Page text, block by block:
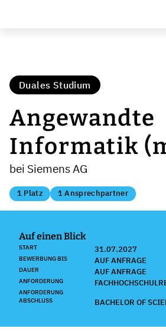
Duales Studium
Angewandte
Informatik
bei Siemens AG
1 Platz 1 Ansprechpartner
Auf einen Blick
START 31.07.2027
BEWERBUNG BIS AUF ANFRAGE
DAUER AUF ANFRAGE
ANFORDERUNG
ANFORDERUNG
ABSCHLUSS
BACHELOR OF